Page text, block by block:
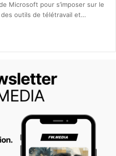
Microsoft pour s’imposer sur le
outils de télétravail et…